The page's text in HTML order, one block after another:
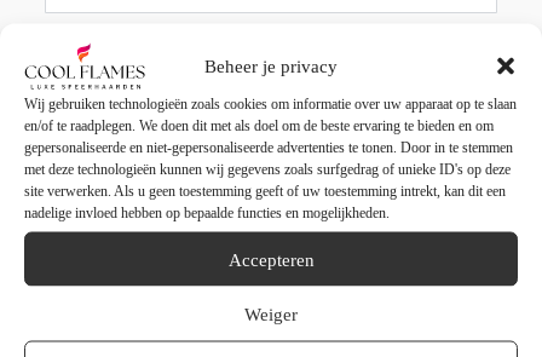
Beheer je privacy
Wij gebruiken technologieën zoals cookies om informatie over uw apparaat op te slaan
en/of te raadplegen. We doen dit met als doel om de beste ervaring te bieden en om
gepersonaliseerde en niet-gepersonaliseerde advertenties te tonen. Door in te stemmen
met deze technologieën kunnen wij gegevens zoals surfgedrag of unieke ID's op deze
site verwerken. Als u geen toestemming geeft of uw toestemming intrekt, kan dit een
nadelige invloed hebben op bepaalde functies en mogelijkheden.
Accepteren
Weiger
Wat zijn de openingstijden van de showroom?
Vragen over haardmeubels
Hoeveel stroom verbruikt de elektrische sfeerhaard?
Is de installatie ingewikkeld?
Kan het dressoir worden aangepast aan mijn interieur?